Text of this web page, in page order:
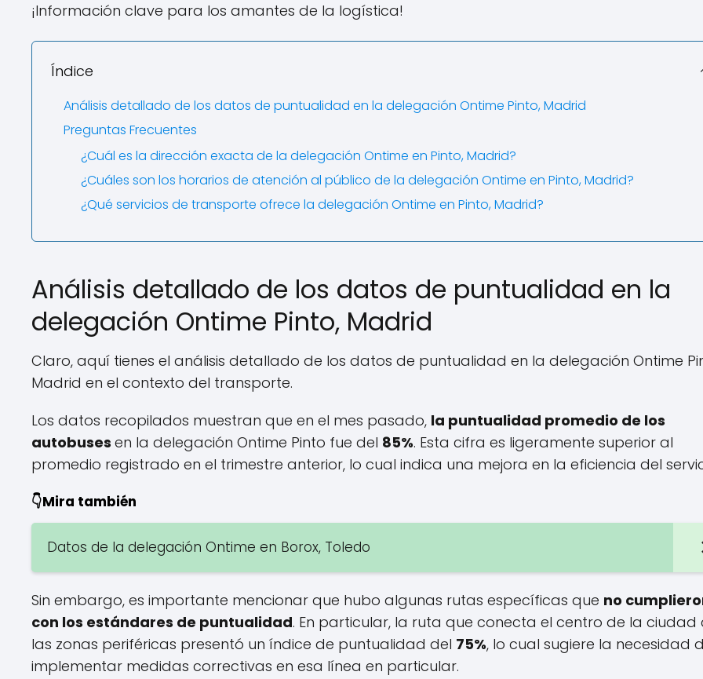
¡Información clave para los amantes de la logística!
Índice
Análisis detallado de los datos de puntualidad en la delegación Ontime Pinto, Madrid
Preguntas Frecuentes
¿Cuál es la dirección exacta de la delegación Ontime en Pinto, Madrid?
¿Cuáles son los horarios de atención al público de la delegación Ontime en Pinto, Madrid?
¿Qué servicios de transporte ofrece la delegación Ontime en Pinto, Madrid?
Análisis detallado de los datos de puntualidad en la
delegación Ontime Pinto, Madrid
Claro, aquí tienes el análisis detallado de los datos de puntualidad en la delegación Ontime
Madrid en el contexto del transporte.
Los datos recopilados muestran que en el mes pasado, la puntualidad promedio de los
autobuses en la delegación Ontime Pinto fue del 85%. Esta cifra es ligeramente superior al
promedio registrado en el trimestre anterior, lo cual indica una mejora en la eficiencia del
👇Mira también
Datos de la delegación Ontime en Borox, Toledo
Sin embargo, es importante mencionar que hubo algunas rutas específicas que no
con los estándares de puntualidad. En particular, la ruta que conecta el centro de la ciudad
las zonas periféricas presentó un índice de puntualidad del 75%, lo cual sugiere la necesidad
implementar medidas correctivas en esa línea en particular.